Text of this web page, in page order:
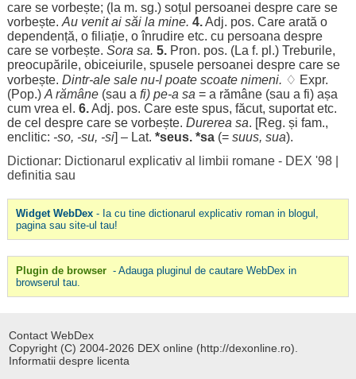
care se vorbește; (la m. sg.) soțul persoanei desprecare se
vorbește. Au venitai săila mine. 4.Adj. pos. Care arată o
dependență, o filiație, oînrudireetc. cu persoana despre
care se vorbește. Sora sa. 5.Pron. pos. (La f. pl.) Treburile,
preocupările, obiceiurile, spusele persoanei desprecare se
vorbește. Dintr-ale salenu-l poate scoate nimeni. ♢ Expr.
(Pop.) A rămâne(sau a fi) pe-a sa = a rămâne(sau a fi) așa
cum vrea el. 6.Adj. pos. Care este spus, făcut, suportatetc.
de cel desprecare se vorbește. Durerea sa. [Reg. și fam.,
enclitic: -so, -su, -si] – Lat. *seus. *sa(= suus, sua).
Dictionar: Dictionarul explicativ al limbii romane - DEX '98|
definitia sau
Widget WebDex- Ia cu tine dictionarul explicativ roman in blogul,
pagina sau site-ul tau!
Plugin de browser - Adauga pluginul de cautare WebDex in
browserul tau.
Contact WebDex
Copyright (C) 2004-2026 DEX online (http://dexonline.ro).
Informatii despre licenta